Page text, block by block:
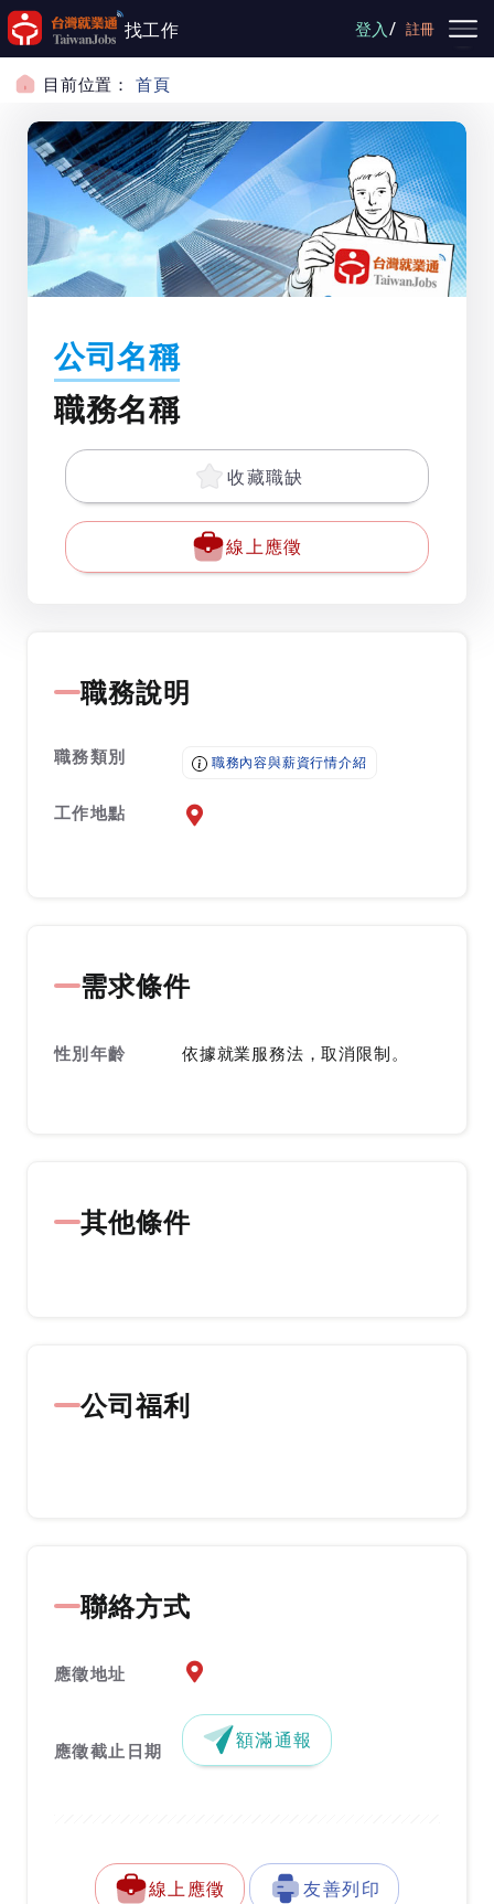
跳到主要內容
找工作 登入/ 註冊
目前位置： 首頁
公司名稱
職務名稱
收藏職缺
線上應徵
職務說明
職務類別 職務內容與薪資行情介紹
工作地點 前往查看地圖
需求條件
性別年齡 依據就業服務法，取消限制。
其他條件
公司福利
聯絡方式
應徵地址 應徵地址地圖『另開新視窗』
應徵截止日期 額滿通報
線上應徵 友善列印